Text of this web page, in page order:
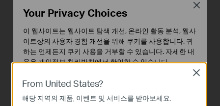
How to Set Up TP
Link Range Extender
via Tether App
TP-Link 익스텐더를
설정하는 방법 (웹 브
라우저를 통해, 영문)
From United States?
해당 지역의 제품, 이벤트 및 서비스를 받아보세요.
Close
Your Privacy Choices
이 웹사이트는 웹사이트 탐색 개선, 온라인 활동 분석, 웹사
이트상의 사용자 경험 개선을 위해 쿠키를 사용합니다. 귀
하는 언제든지 쿠키 사용을 거부할 수 있습니다. 자세한 내
용은개인정보 처리방침에서 확인할 수 있습니다.
기본 쿠키
이 쿠키는 웹사이트가 작동하는 데 필요하며 사용자의 시
스템에서 비활성화할 수 없습니다.
Close